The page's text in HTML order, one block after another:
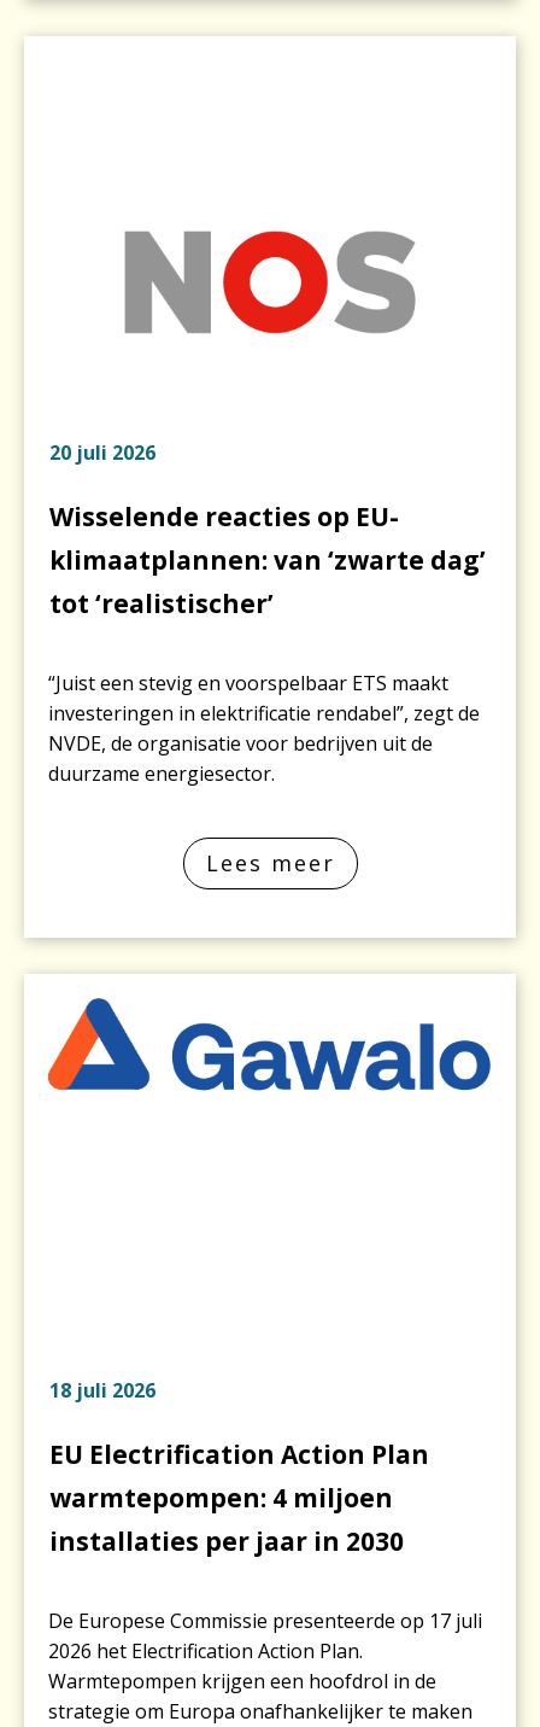
20 juli 2026
Wisselende reacties op EU-
klimaatplannen: van ‘zwarte dag’
tot ‘realistischer’
“Juist een stevig en voorspelbaar ETS maakt
investeringen in elektrificatie rendabel”, zegt de
NVDE, de organisatie voor bedrijven uit de
duurzame energiesector.
Lees meer
18 juli 2026
EU Electrification Action Plan
warmtepompen: 4 miljoen
installaties per jaar in 2030
De Europese Commissie presenteerde op 17 juli
2026 het Electrification Action Plan.
Warmtepompen krijgen een hoofdrol in de
strategie om Europa onafhankelijker te maken